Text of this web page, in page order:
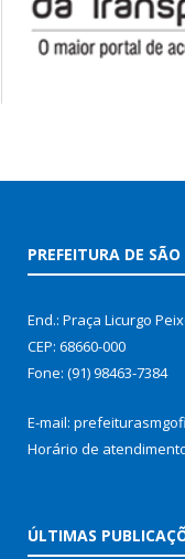
PREFEITURA DE
End.: Praça Licurgo
CEP: 68660-000
Fone: (91) 98463-7384
E-mail:
Horário de
ÚLTIMAS